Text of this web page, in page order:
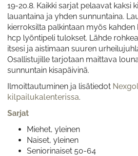
19-20.8. Kaikki sarjat pelaavat kaksi
lauantaina ja yhden sunnuntaina.
kierroksilta palkintaan myös
hcp lyöntipeli tulokset. Lähde
itsesi ja aistimaan suuren
Osallistujille tarjotaan maittava
sunnuntain kisapäivinä.
Ilmoittautuminen ja lisätiedot
kilpailukalenterissa.
Sarjat
Miehet, yleinen
Naiset, yleinen
Seniorinaiset 50-64